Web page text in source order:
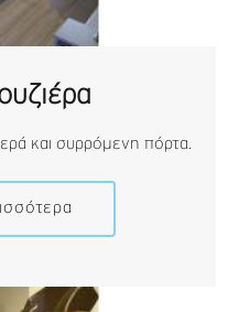
και συρρόμενη πόρτα.